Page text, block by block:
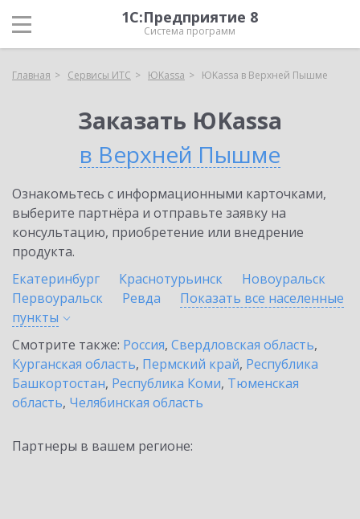
1С:Предприятие 8
Система программ
Главная Сервисы ИТС ЮKassa ЮKassa в Верхней Пышме
Заказать ЮKassa
в Верхней Пышме
Ознакомьтесь с информационными карточками,
выберите партнёра и отправьте заявку на
консультацию, приобретение или внедрение
продукта.
Екатеринбург
Краснотурьинск
Новоуральск
Первоуральск
Ревда
Показать все населенные
пункты
Смотрите также: Россия, Свердловская область,
Курганская область, Пермский край, Республика
Башкортостан, Республика Коми, Тюменская
область, Челябинская область
Партнеры в вашем регионе: